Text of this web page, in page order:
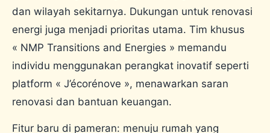
dan wilayah sekitarnya. Dukungan untuk renovasi
energi juga menjadi prioritas utama. Tim khusus
« NMP Transitions and Energies » memandu
individu menggunakan perangkat inovatif seperti
platform « J’écorénove », menawarkan saran
renovasi dan bantuan keuangan.
Fitur baru di pameran: menuju rumah yang